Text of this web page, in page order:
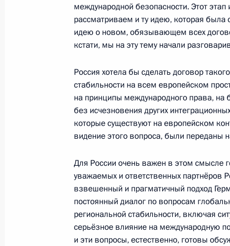
1 октября 2008 года, 17:40 Стрельна,
Начало российско-испанских
1 октября 2008 года, 17:30 Стрельна,
Начало встречи с Председателем
Луисом Родригесом Сапатеро
1 октября 2008 года, 17:20 Стрельна,
Встреча с президентом нефтяной
Алекперовым
1 октября 2008 года, 15:20 Москва, Кремль
международной безопасности. Этот
рассматриваем и ту идею, которая
идею о новом, обязывающем всех
кстати, мы на эту тему начали
Россия хотела бы сделать договор
стабильности на всем европейском
на принципы международного права, на
без исчезновения других
которые существуют на европейском
видение этого вопроса, были
Для России очень важен в этом смысле
уважаемых и ответственных партнёров
взвешенный и прагматичный подход
постоянный диалог по вопросам
региональной стабильности, включая
серьёзное влияние на международную
и эти вопросы, естественно, готовы